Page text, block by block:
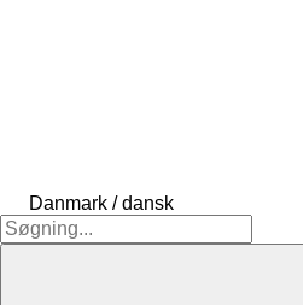
Danmark / dansk